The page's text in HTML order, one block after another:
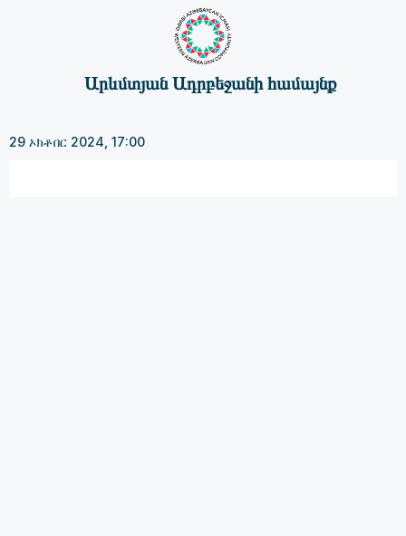
Արևմտյան Ադրբեջանի համայնք
29 ኦክቶበር 2024, 17:00